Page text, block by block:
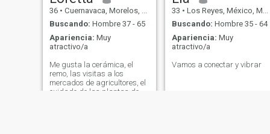
36 • Cuernavaca, Morelos, México
Buscando: Hombre 37 - 65
Apariencia: Muy
atractivo/a
Me gusta la cerámica, el
remo, las visitas a los
mercados de agricultores, el
cuidado de las plantas de
33 • Los Reyes, México, México
Buscando: Hombre 35 - 64
Apariencia: Muy
atractivo/a
Vamos a conectar y vibrar